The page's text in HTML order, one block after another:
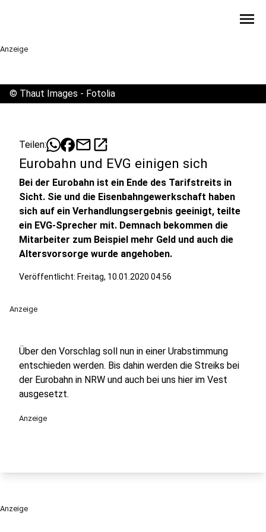
menu
Anzeige
© Thaut Images - Fotolia
Teilen: mailopen_in_new
Eurobahn und EVG einigen sich
Bei der Eurobahn ist ein Ende des Tarifstreits in
Sicht. Sie und die Eisenbahngewerkschaft haben
sich auf ein Verhandlungsergebnis geeinigt, teilte
ein EVG-Sprecher mit. Demnach bekommen die
Mitarbeiter zum Beispiel mehr Geld und auch die
Altersvorsorge wurde angehoben.
Veröffentlicht: Freitag, 10.01.2020 04:56
Anzeige
Über den Vorschlag soll nun in einer Urabstimmung
entschieden werden. Bis dahin werden die Streiks bei
der Eurobahn in NRW und auch bei uns hier im Vest
ausgesetzt.
Anzeige
Anzeige